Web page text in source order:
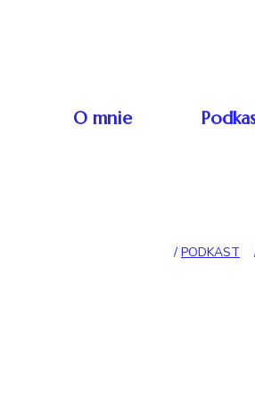
Główna
O mnie
/ PODKAST